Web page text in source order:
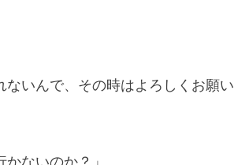
ないんで、その時はよろしくお願い
ないのか？」